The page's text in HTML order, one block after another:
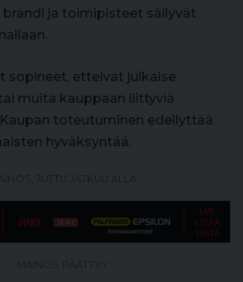
brändi ja toimipisteet säilyvät
sopineet, etteivät julkaise
muita kauppaan liittyviä
toteutuminen edellyttää
hyväksyntää.